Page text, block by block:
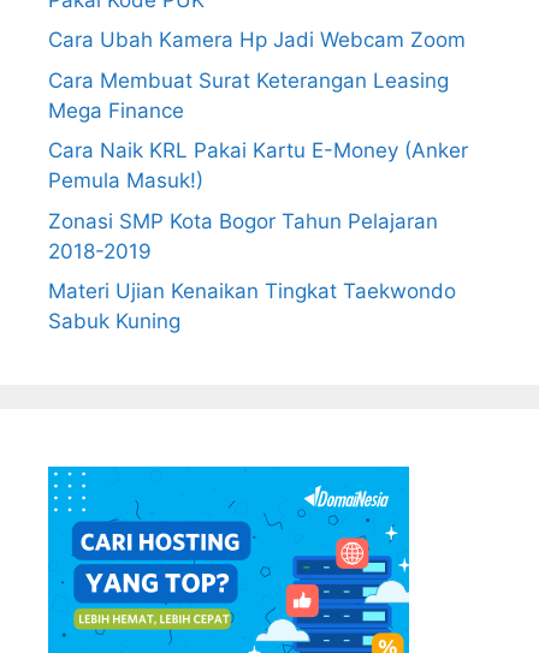
Cara Ubah Kamera Hp Jadi Webcam Zoom
Cara Membuat Surat Keterangan Leasing
Mega Finance
Cara Naik KRL Pakai Kartu E-Money (Anker
Pemula Masuk!)
Zonasi SMP Kota Bogor Tahun Pelajaran
2018-2019
Materi Ujian Kenaikan Tingkat Taekwondo
Sabuk Kuning